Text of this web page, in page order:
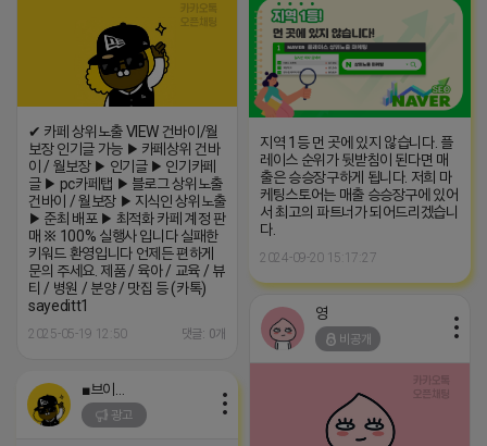
✔ 카페 상위노출 VIEW 건바이/월
보장 인기글 가능 ▶ 카페상위 건바
이 / 월보장 ▶ 인기글 ▶ 인기카페
글 ▶ pc카페탭 ▶ 블로그 상위노출
건바이 / 월보장 ▶ 지식인 상위노출
▶ 준최 배포 ▶ 최적화 카페 계정 판
매 ※ 100% 실행사 입니다 실패한
키워드 환영입니다 언제든 편하게
문의 주세요. 제품 / 육아 / 교육 / 뷰
티 / 병원 / 분양 / 맛집 등 (카톡)
sayeditt1
2025-05-19 12:50 댓글: 0개
지역 1등 먼 곳에 있지 않습니다. 플
레이스 순위가 뒷받침이 된다면 매
출은 승승장구하게 됩니다. 저희 마
케팅스토어는 매출 승승장구에 있어
서 최고의 파트너가 되어드리겠습니
다.
2024-09-20 15:17:27
영
비공개
광고